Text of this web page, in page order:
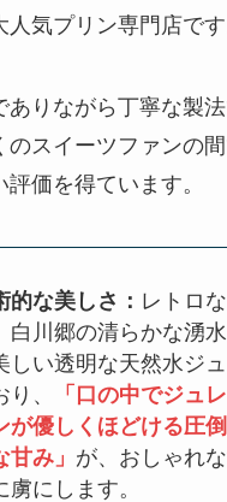
気プリン専門店です
ありながら丁寧な製
のスイーツファンの
評価を得ています。
的な美しさ： レトロ
白川郷の清らかな湧
しい透明な天然水ジ
り、
「口の中でジュ
が優しくほどける圧
甘み」 が、おしゃれ
虜にします。